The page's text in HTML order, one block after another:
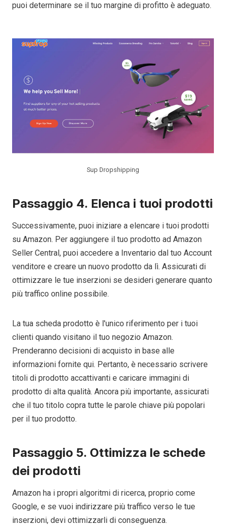
puoi determinare se il tuo margine di profitto è adeguato.
Sup Dropshipping
Passaggio 4. Elenca i tuoi prodotti
Successivamente, puoi iniziare a elencare i tuoi prodotti
su Amazon. Per aggiungere il tuo prodotto ad Amazon
Seller Central, puoi accedere a Inventario dal tuo Account
venditore e creare un nuovo prodotto da lì. Assicurati di
ottimizzare le tue inserzioni se desideri generare quanto
più traffico online possibile.
La tua scheda prodotto è l'unico riferimento per i tuoi
clienti quando visitano il tuo negozio Amazon.
Prenderanno decisioni di acquisto in base alle
informazioni fornite qui. Pertanto, è necessario scrivere
titoli di prodotto accattivanti e caricare immagini di
prodotto di alta qualità. Ancora più importante, assicurati
che il tuo titolo copra tutte le parole chiave più popolari
per il tuo prodotto.
Passaggio 5. Ottimizza le schede
dei prodotti
Amazon ha i propri algoritmi di ricerca, proprio come
Google, e se vuoi indirizzare più traffico verso le tue
inserzioni, devi ottimizzarli di conseguenza.